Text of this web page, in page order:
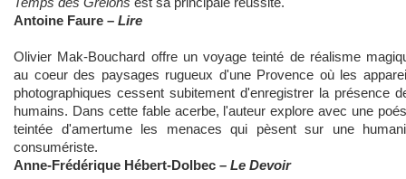
Antoine Faure – Lire
Olivier Mak-Bouchard offre un voyage teinté de réalisme
au coeur des paysages rugueux d'une Provence où les
photographiques cessent subitement d'enregistrer la présence
humains. Dans cette fable acerbe, l'auteur explore avec une
teintée d'amertume les menaces qui pèsent sur une
consumériste.
Anne-Frédérique Hébert-Dolbec – Le Devoir